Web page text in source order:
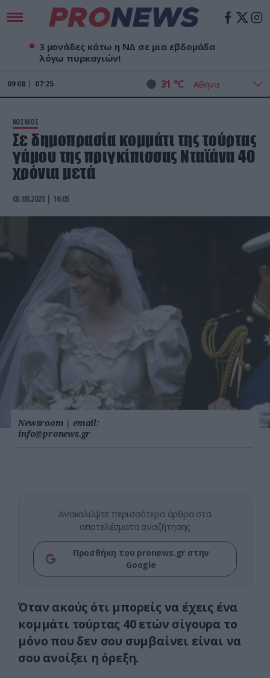
3 μονάδες κάτω η ΝΔ σε μια εβδομάδα
λόγω πυρκαγιών!
09 08 07:25 31 oC
ΚΟΣΜΟΣ
Σε δημοπρασία κομμάτι της τούρτας
γάμου της πριγκίπισσας Νταϊάνα 40
χρόνια μετά
03.08.2021 | 16:05
Newsroom | email:
info@pronews.gr
Ανακαλύψτε περισσότερα άρθρα στα
αποτελέσματα αναζήτησης
Προσθήκη του pronews.gr στην
Google
Όταν ακούς ότι μπορείς να έχεις ένα
κομμάτι τούρτας 40 ετών σίγουρα το
μόνο που δεν σου συμβαίνει είναι να
σου ανοίξει η όρεξη.